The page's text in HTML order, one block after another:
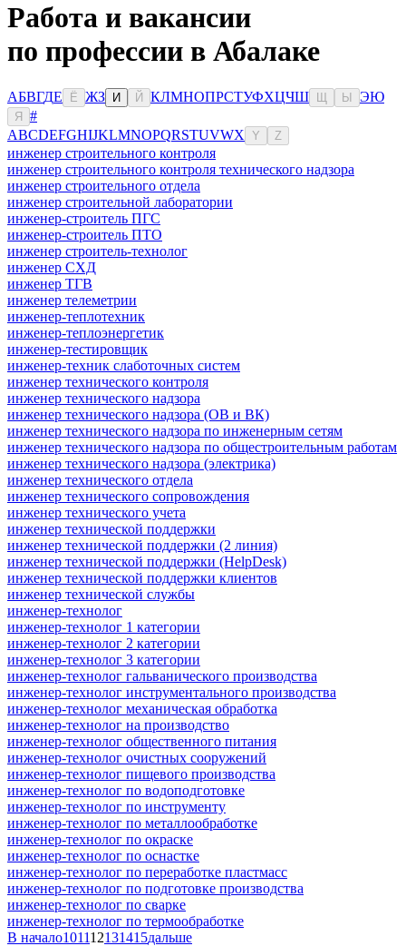
Работа и вакансии
по профессии в Абалаке
АБВГДЕ Ё ЖЗ И Й КЛМНОПРСТУФХЦЧШ Ы ЭЮ
Я
#
ABCDEFGHIJKLMNOPQRSTUVWX Y Z
инженер строительного контроля
инженер строительного контроля технического надзора
инженер строительного отдела
инженер строительной лаборатории
инженер-строитель ПГС
инженер-строитель ПТО
инженер строитель-технолог
инженер СХД
инженер ТГВ
инженер телеметрии
инженер-теплотехник
инженер-теплоэнергетик
инженер-тестировщик
инженер-техник слаботочных систем
инженер технического контроля
инженер технического надзора
инженер технического надзора (ОВ и ВК)
инженер технического надзора по инженерным сетям
инженер технического надзора по общестроительным работам
инженер технического надзора (электрика)
инженер технического отдела
инженер технического сопровождения
инженер технического учета
инженер технической поддержки
инженер технической поддержки (2 линия)
инженер технической поддержки (HelpDesk)
инженер технической поддержки клиентов
инженер технической службы
инженер-технолог
инженер-технолог 1 категории
инженер-технолог 2 категории
инженер-технолог 3 категории
инженер-технолог гальванического производства
инженер-технолог инструментального производства
инженер-технолог механическая обработка
инженер-технолог на производство
инженер-технолог общественного питания
инженер-технолог очистных сооружений
инженер-технолог пищевого производства
инженер-технолог по водоподготовке
инженер-технолог по инструменту
инженер-технолог по металлообработке
инженер-технолог по окраске
инженер-технолог по оснастке
инженер-технолог по переработке пластмасс
инженер-технолог по подготовке производства
инженер-технолог по сварке
инженер-технолог по термообработке
В начало101112131415дальше